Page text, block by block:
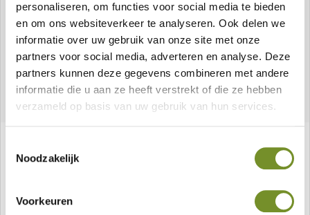
personaliseren, om functies voor social media te bieden
en om ons websiteverkeer te analyseren. Ook delen we
informatie over uw gebruik van onze site met onze
partners voor social media, adverteren en analyse. Deze
partners kunnen deze gegevens combineren met andere
informatie die u aan ze heeft verstrekt of die ze hebben
verzameld op basis van uw gebruik van hun services.
Noodzakelijk
Voorkeuren
onbehandeld